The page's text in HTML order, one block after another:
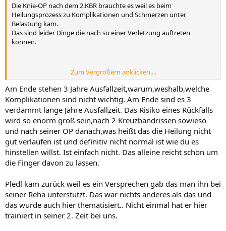
Die Knie-OP nach dem 2.KBR brauchte es weil es beim
Heilungsprozess zu Komplikationen und Schmerzen unter
Belastung kam.
Das sind leider Dinge die nach so einer Verletzung auftreten
können.
Thomas Pledl? Jesse Tugbenyo? Max Dittgen? Dominik Becker?
Ist bis heute ein Mythos. Der war 3 Jahre quasi Verletzungsfrei
bevor der zu uns kam.
Zum Vergrößern anklicken....
Am Ende stehen 3 Jahre Ausfallzeit,warum,weshalb,welche
Komplikationen sind nicht wichtig. Am Ende sind es 3
verdammt lange Jahre Ausfallzeit. Das Risiko eines Rückfalls
wird so enorm groß sein,nach 2 Kreuzbandrissen sowieso
und nach seiner OP danach,was heißt das die Heilung nicht
gut verlaufen ist und definitiv nicht normal ist wie du es
hinstellen willst. Ist einfach nicht. Das alleine reicht schon um
die Finger davon zu lassen.
Pledl kam zurück weil es ein Versprechen gab das man ihn bei
seiner Reha unterstützt. Das war nichts anderes als das und
das wurde auch hier thematisiert.. Nicht einmal hat er hier
trainiert in seiner 2. Zeit bei uns.